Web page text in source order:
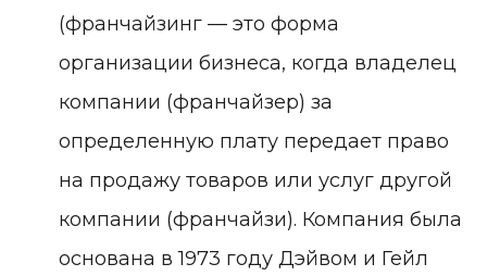
(франчайзинг — это форма
организации бизнеса, когда владелец
компании (франчайзер) за
определенную плату передает право
на продажу товаров или услуг другой
компании (франчайзи). Компания была
основана в 1973 году Дэйвом и Гейл